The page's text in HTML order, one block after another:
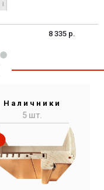
8 335 р.
Наличники
5 шт.